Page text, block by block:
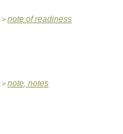
> note of readiness
> note, notes